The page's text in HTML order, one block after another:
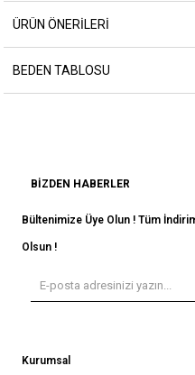
ÜRÜN ÖNERILERI
BEDEN TABLOSU
BIZDEN HABERLER
Bültenimize Üye Olun ! Tüm
Olsun !
Kurumsal